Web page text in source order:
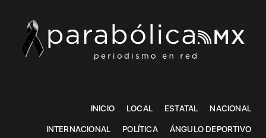
INICIO LOCAL ESTATAL NACIONAL
INTERNACIONAL POLÍTICA ÁNGULO DEPORTIVO